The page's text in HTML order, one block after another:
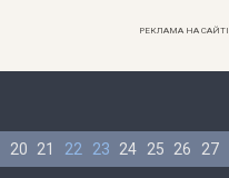
РЕКЛАМА НА САЙТІ
20 21 22 23 24 25 26 27